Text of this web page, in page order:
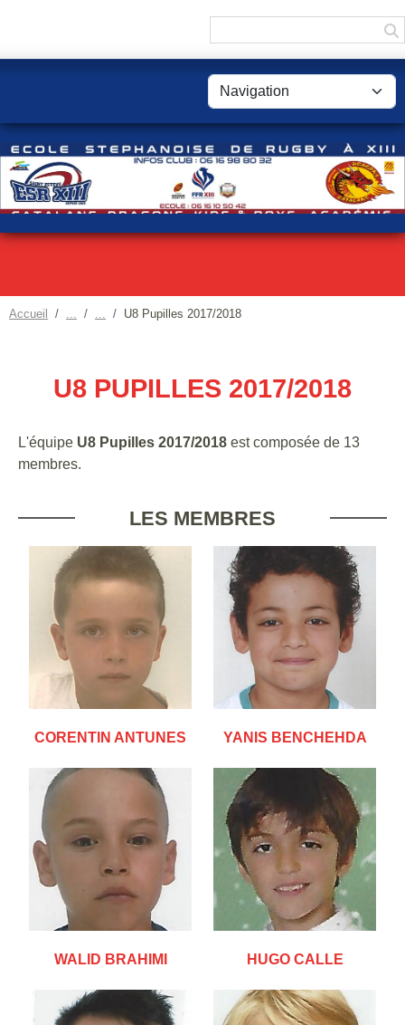
Accueil U8 Pupilles 2017/2018
U8 PUPILLES 2017/2018
L'équipe U8 Pupilles 2017/2018 est composée de 13
membres.
LES MEMBRES
CORENTIN ANTUNES YANIS BENCHEHDA
WALID BRAHIMI HUGO CALLE